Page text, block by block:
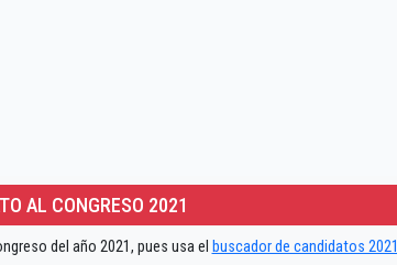
AL CONGRESO 2021
del año 2021, pues usa el buscador de candidatos 2021